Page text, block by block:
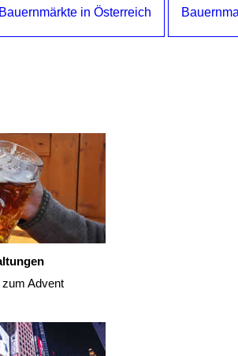
Bauernmärkte in Österreich
Advent